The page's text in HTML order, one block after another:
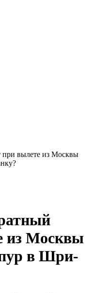
при вылете из Москвы
из Москвы
в Шри-